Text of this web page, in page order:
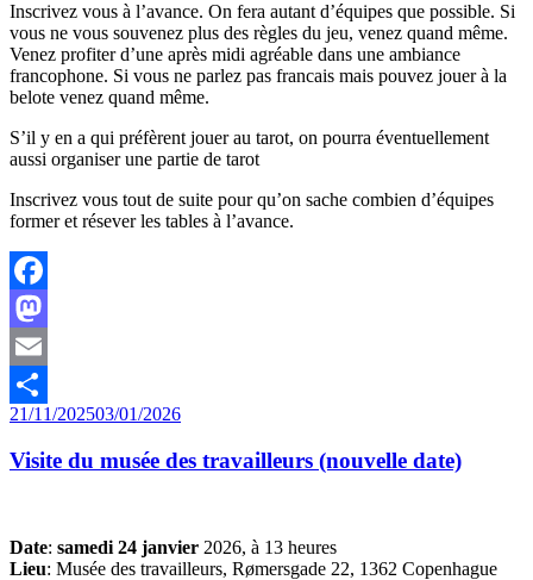
Inscrivez vous à l’avance. On fera autant d’équipes que possible. Si
vous ne vous souvenez plus des règles du jeu, venez quand même.
Venez profiter d’une après midi agréable dans une ambiance
francophone. Si vous ne parlez pas francais mais pouvez jouer à la
belote venez quand même.
S’il y en a qui préfèrent jouer au tarot, on pourra éventuellement
aussi organiser une partie de tarot
Inscrivez vous tout de suite pour qu’on sache combien d’équipes
former et résever les tables à l’avance.
Facebook
Mastodon
Email
Partager
Publié
21/11/202503/01/2026
Visite du musée des travailleurs (nouvelle date)
Date: samedi 24 janvier 2026, à 13 heures
Lieu: Musée des travailleurs, Rømersgade 22, 1362 Copenhague